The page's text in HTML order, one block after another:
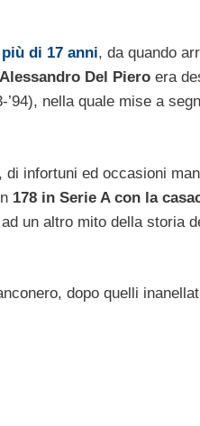
di 17 anni, da quando
Alessandro Del Piero era
nella quale mise a
infortuni ed occasioni
178 in Serie A con la
un altro mito della storia
dopo quelli